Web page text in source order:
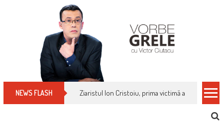
NEWS FLASH Ziaristul Ion Cristoiu, prima victimă a noi